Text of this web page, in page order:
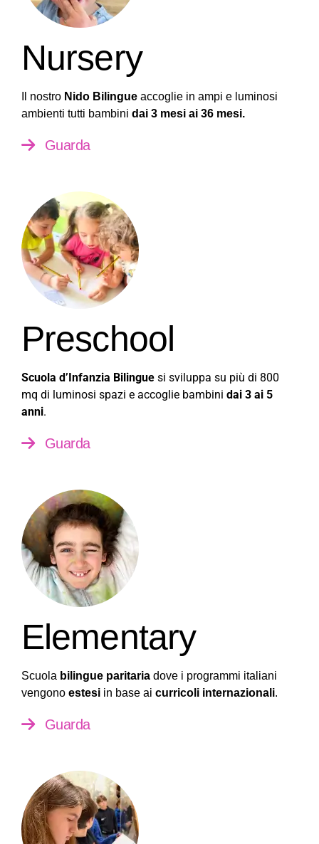
Nursery
Il nostro Nido Bilingue accoglie in ampi e luminosi
ambienti tutti bambini dai 3 mesi ai 36 mesi.
Guarda
Preschool
Scuola d’Infanzia Bilingue si sviluppa su più di 800
mq di luminosi spazi e accoglie bambini dai 3 ai 5
anni.
Guarda
Elementary
Scuola bilingue paritaria dove i programmi italiani
vengono estesi in base ai curricoli internazionali.
Guarda